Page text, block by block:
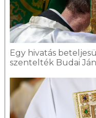
Egy hivatás
szentelték Budai